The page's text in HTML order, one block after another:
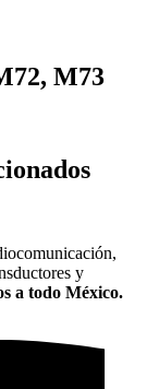
M73
y
a todo México.